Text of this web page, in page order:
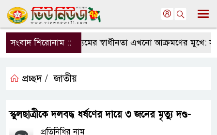
সংবাদ শিরোনাম ::
সংবাদমাধ্যমের স্বাধীনতা এখনো আক্রমণের মুখে:
প্রচ্ছদ / জাতীয়
স্কুলছাত্রীকে দলবদ্ধ ধর্ষণের দায়ে ৩ জনের মৃত্যু দণ্ড-
প্রতিনিধির নাম